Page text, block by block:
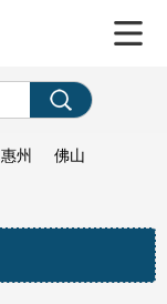
惠州 佛山